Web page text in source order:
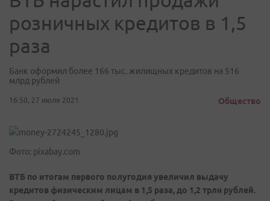
розничных кредитов в 1,5
раза
Банк оформил более 166 тыс. жилищных кредитов на 516
млрд рублей
16:50, 27 июля 2021 Общество
Фото: pixabay.com
ВТБ по итогам первого полугодия увеличил выдачу
кредитов физическим лицам в 1,5 раза, до 1,2 трлн рублей.